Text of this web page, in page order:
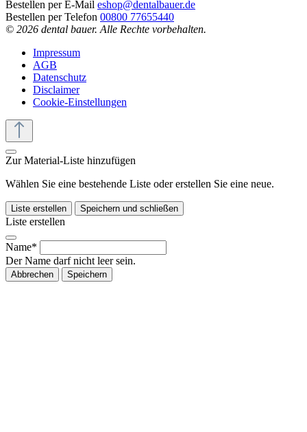
Bestellen per E-Mail eshop@dentalbauer.de
Bestellen per Telefon 00800 77655440
© 2026 dental bauer. Alle Rechte vorbehalten.
Impressum
AGB
Datenschutz
Disclaimer
Cookie-Einstellungen
Zur Material-Liste hinzufügen
Wählen Sie eine bestehende Liste oder erstellen Sie eine neue.
Liste erstellen Speichern und schließen
Liste erstellen
Name*
Der Name darf nicht leer sein.
Abbrechen Speichern